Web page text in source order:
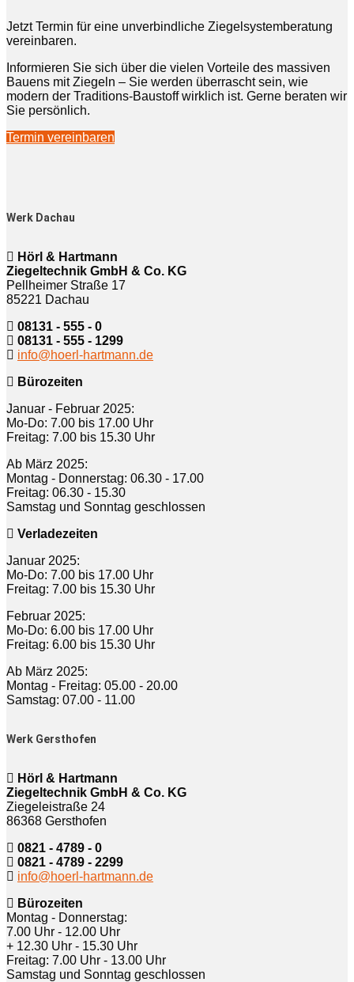
Jetzt Termin für eine unverbindliche Ziegelsystemberatung
vereinbaren.
Informieren Sie sich über die vielen Vorteile des massiven
Bauens mit Ziegeln – Sie werden überrascht sein, wie
modern der Traditions-Baustoff wirklich ist. Gerne beraten wir
Sie persönlich.
Termin vereinbaren
Werk Dachau
Hörl & Hartmann
Ziegeltechnik GmbH & Co. KG
Pellheimer Straße 17
85221 Dachau
08131 - 555 - 0
08131 - 555 - 1299
info@hoerl-hartmann.de
Bürozeiten
Januar - Februar 2025:
Mo-Do: 7.00 bis 17.00 Uhr
Freitag: 7.00 bis 15.30 Uhr
Ab März 2025:
Montag - Donnerstag: 06.30 - 17.00
Freitag: 06.30 - 15.30
Samstag und Sonntag geschlossen
Verladezeiten
Januar 2025:
Mo-Do: 7.00 bis 17.00 Uhr
Freitag: 7.00 bis 15.30 Uhr
Februar 2025:
Mo-Do: 6.00 bis 17.00 Uhr
Freitag: 6.00 bis 15.30 Uhr
Ab März 2025:
Montag - Freitag: 05.00 - 20.00
Samstag: 07.00 - 11.00
Werk Gersthofen
Hörl & Hartmann
Ziegeltechnik GmbH & Co. KG
Ziegeleistraße 24
86368 Gersthofen
0821 - 4789 - 0
0821 - 4789 - 2299
info@hoerl-hartmann.de
Bürozeiten
Montag - Donnerstag:
7.00 Uhr - 12.00 Uhr
+ 12.30 Uhr - 15.30 Uhr
Freitag: 7.00 Uhr - 13.00 Uhr
Samstag und Sonntag geschlossen